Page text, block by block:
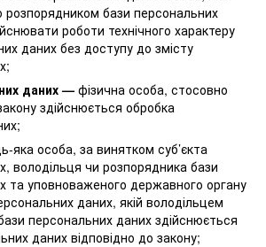
розпорядником бази персональних
роботи технічного характеру
даних без доступу до змісту
даних — фізична особа, стосовно
здійснюється обробка
яка особа, за винятком суб’єкта
володільця чи розпорядника бази
та уповноваженого державного органу
даних, якій володільцем
персональних даних здійснюється
даних відповідно до закону;